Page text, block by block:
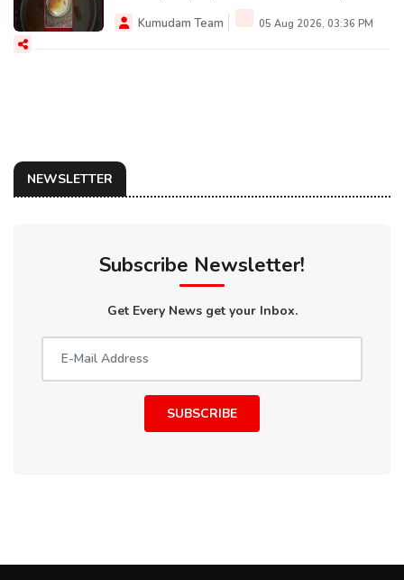
Kumudam Team 05 Aug 2026, 03:36 PM
NEWSLETTER
Subscribe Newsletter!
Get Every News get your Inbox.
SUBSCRIBE